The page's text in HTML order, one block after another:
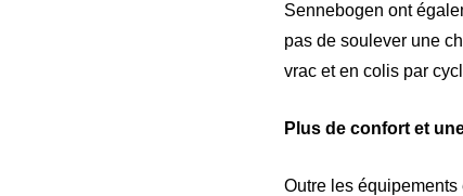
Sennebogen ont
pas de soulever une
vrac et en colis par
Plus de confort et
Outre les